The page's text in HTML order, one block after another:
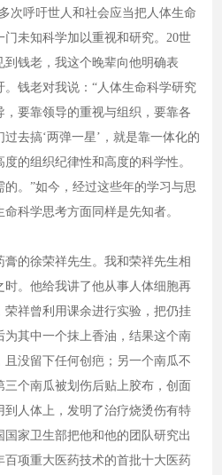
次呼吁世人和社会应当把人体生命
未知科学加以重视和研究。20世
钱老，我这个晚辈向他明确表
钱老对我说：“人体生命科学研究
要靠领导的重视与组织，要靠各
去搞‘两弹一星’，就是靠一体化的
的组织纪律性和高度的科学性。
。”如今，经过这些年的学习与思
科学思考方面同样是先知者。
的徐荣祥先生。我和荣祥先生相
时。他给我讲了他从事人体细胞再
祥曾利用课余进行实验，把仍挂
其中一个抹上香油，结果这个南
且没留下任何创疤；另一个南瓜不
个南瓜被划伤后贴上胶布，创面
人体上，发明了治疗烧烫伤有特
国家卫生部把他和他的团队研究出
项重大医药技术的首批十大医药